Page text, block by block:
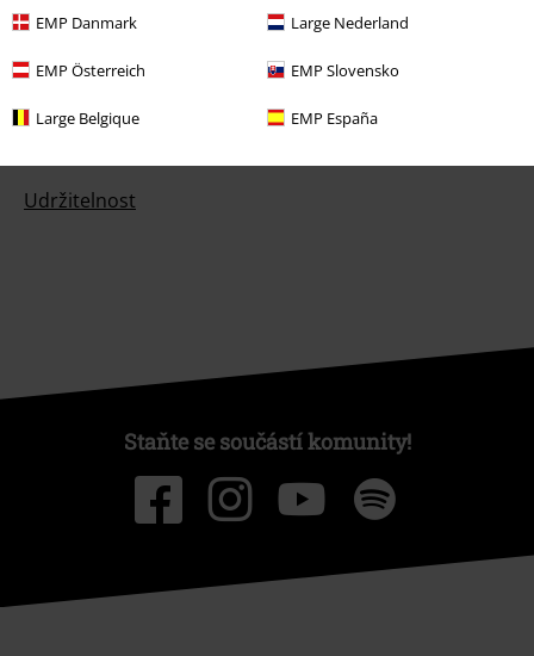
EMP Danmark Large Nederland
EMP Österreich EMP Slovensko
Large Belgique EMP España
Udržitelnost
Staňte se součástí komunity!